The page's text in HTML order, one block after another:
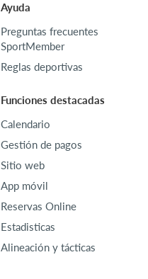
Ayuda
Preguntas frecuentes
SportMember
Reglas deportivas
Funciones destacadas
Calendario
Gestión de pagos
Sitio web
App móvil
Reservas Online
Estadisticas
Alineación y tácticas